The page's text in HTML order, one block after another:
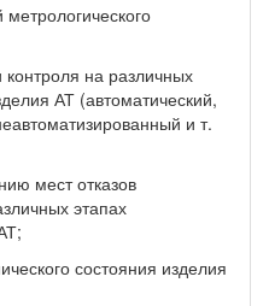
на различных
АТ (автоматический,
и т.
мест отказов
этапах
состояния изделия